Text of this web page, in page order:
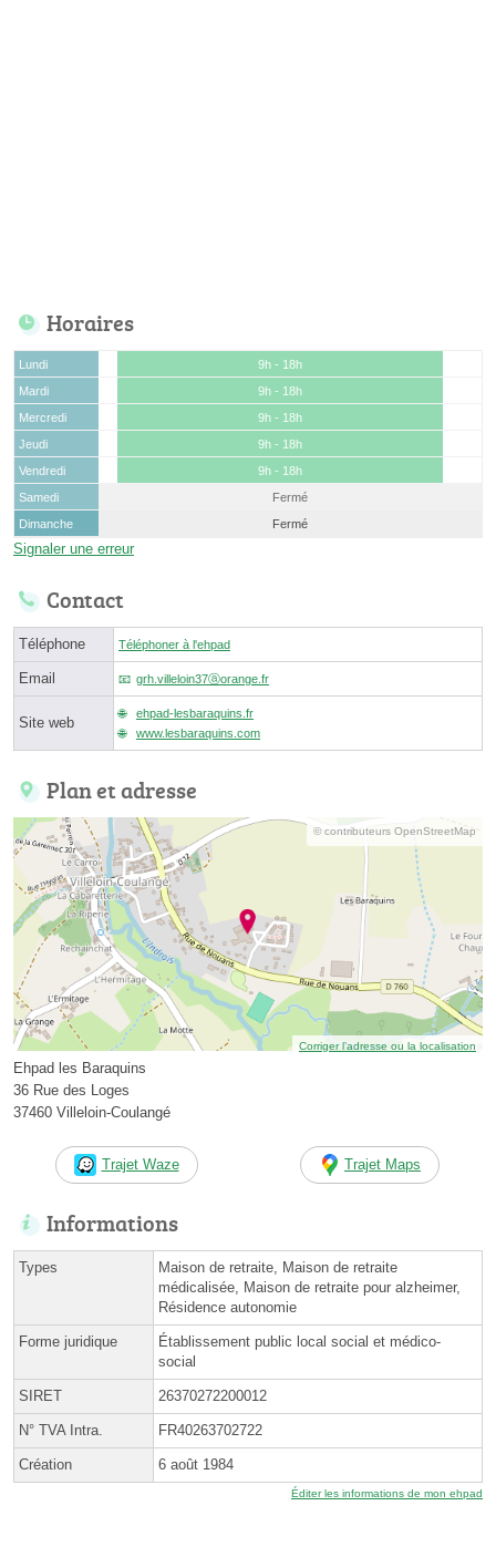
Horaires
Lundi
9h - 18h
Mardi
9h - 18h
Mercredi
9h - 18h
Jeudi
9h - 18h
Vendredi
9h - 18h
Samedi
Fermé
Dimanche
Fermé
Signaler une erreur
Contact
Téléphone Téléphoner à l'ehpad
Email grh.villeloin37ⓐorange.fr
Site web
ehpad-lesbaraquins.fr
www.lesbaraquins.com
Plan et adresse
© contributeurs OpenStreetMap
Corriger l’adresse ou la localisation
Ehpad les Baraquins
36 Rue des Loges
37460 Villeloin-Coulangé
Trajet Waze Trajet Maps
Informations
Types
Maison de retraite, Maison de retraite
médicalisée, Maison de retraite pour alzheimer,
Résidence autonomie
Forme juridique
Établissement public local social et médico-
social
SIRET 26370272200012
N° TVA Intra. FR40263702722
Création 6 août 1984
Éditer les informations de mon ehpad